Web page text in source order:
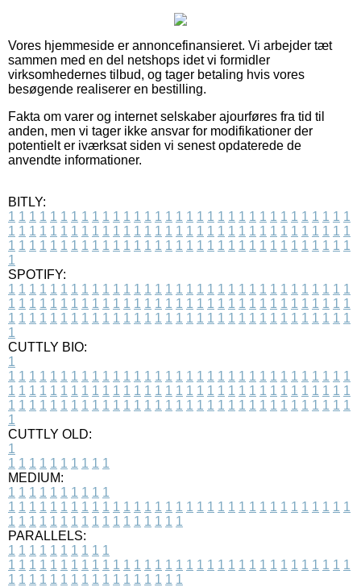
Vores hjemmeside er annoncefinansieret. Vi arbejder tæt
sammen med en del netshops idet vi formidler
virksomhedernes tilbud, og tager betaling hvis vores
besøgende realiserer en bestilling.
Fakta om varer og internet selskaber ajourføres fra tid til
anden, men vi tager ikke ansvar for modifikationer der
potentielt er iværksat siden vi senest opdaterede de
anvendte informationer.
BITLY:
1 1 1 1 1 1 1 1 1 1 1 1 1 1 1 1 1 1 1 1 1 1 1 1 1 1 1 1 1 1 1 1 1
1 1 1 1 1 1 1 1 1 1 1 1 1 1 1 1 1 1 1 1 1 1 1 1 1 1 1 1 1 1 1 1 1
1 1 1 1 1 1 1 1 1 1 1 1 1 1 1 1 1 1 1 1 1 1 1 1 1 1 1 1 1 1 1 1 1
1
SPOTIFY:
1 1 1 1 1 1 1 1 1 1 1 1 1 1 1 1 1 1 1 1 1 1 1 1 1 1 1 1 1 1 1 1 1
1 1 1 1 1 1 1 1 1 1 1 1 1 1 1 1 1 1 1 1 1 1 1 1 1 1 1 1 1 1 1 1 1
1 1 1 1 1 1 1 1 1 1 1 1 1 1 1 1 1 1 1 1 1 1 1 1 1 1 1 1 1 1 1 1 1
1
CUTTLY BIO:
1
1 1 1 1 1 1 1 1 1 1 1 1 1 1 1 1 1 1 1 1 1 1 1 1 1 1 1 1 1 1 1 1 1
1 1 1 1 1 1 1 1 1 1 1 1 1 1 1 1 1 1 1 1 1 1 1 1 1 1 1 1 1 1 1 1 1
1 1 1 1 1 1 1 1 1 1 1 1 1 1 1 1 1 1 1 1 1 1 1 1 1 1 1 1 1 1 1 1 1
1
CUTTLY OLD:
1
1 1 1 1 1 1 1 1 1 1
MEDIUM:
1 1 1 1 1 1 1 1 1 1
1 1 1 1 1 1 1 1 1 1 1 1 1 1 1 1 1 1 1 1 1 1 1 1 1 1 1 1 1 1 1 1 1
1 1 1 1 1 1 1 1 1 1 1 1 1 1 1 1 1
PARALLELS:
1 1 1 1 1 1 1 1 1 1
1 1 1 1 1 1 1 1 1 1 1 1 1 1 1 1 1 1 1 1 1 1 1 1 1 1 1 1 1 1 1 1 1
1 1 1 1 1 1 1 1 1 1 1 1 1 1 1 1 1